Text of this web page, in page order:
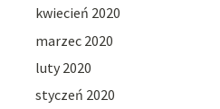
kwiecień 2020
marzec 2020
luty 2020
styczeń 2020